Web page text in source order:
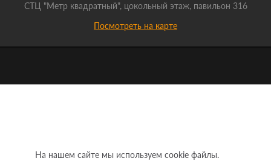
СТЦ "Метр квадратный", цокольный этаж, павильон 316
Посмотреть на карте
На нашем сайте мы используем cookie файлы.